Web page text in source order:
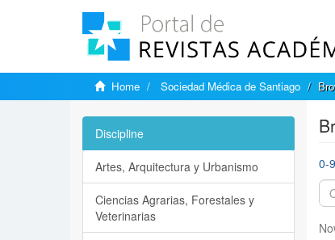
Home Sociedad Médica de Santiago
0-9
Discipline
Artes, Arquitectura y Urbanismo
Ciencias Agrarias, Forestales y
Veterinarias